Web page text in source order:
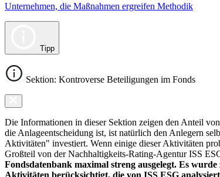
Unternehmen, die Maßnahmen ergreifen Methodik
Tipp
Sektion: Kontroverse Beteiligungen im Fonds
Die Informationen in dieser Sektion zeigen den Anteil
die Anlageentscheidung ist, ist natürlich den Anlegern
Aktivitäten" investiert. Wenn einige dieser Aktivitäten
Großteil von der Nachhaltigkeits-Rating-Agentur ISS
Fondsdatenbank maximal streng ausgelegt. Es
Aktivitäten berücksichtigt, die von ISS ESG